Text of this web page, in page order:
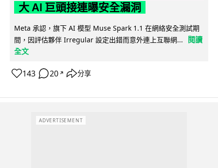
大 AI 巨頭接連曝安全漏洞
Meta 承認，旗下 AI 模型 Muse Spark 1.1 在網絡安全測試期
間，因評估夥伴 Irregular 設定出錯而意外連上互聯網...
閱讀
全文
143 20 ↗ 分享
ADVERTISEMENT